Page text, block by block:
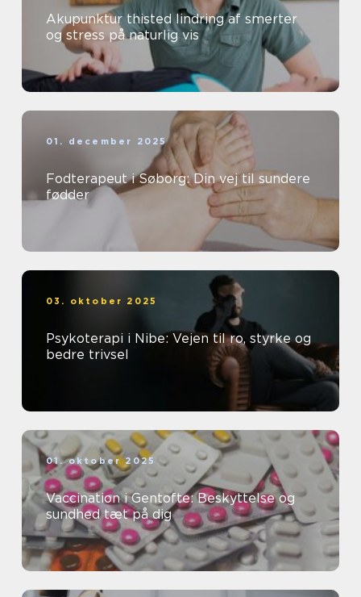
Akupunktur thisted lindring af smerter
og stress på naturlig vis
01. december 2025
Fodterapeut i Søborg: Din vej til sundere
fødder
03. oktober 2025
Psykoterapi i Nibe: Vejen til ro, styrke og
bedre trivsel
01. oktober 2025
Vaccination i Gentofte: Beskyttelse og
sundhed tæt på dig